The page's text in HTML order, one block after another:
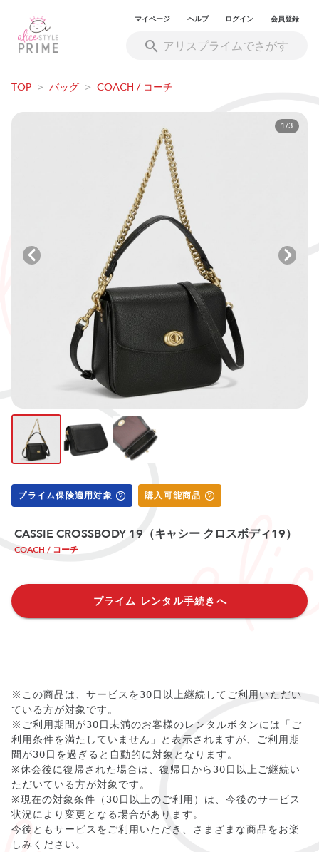
マイページ ヘルプ ログイン 会員登録
TOP > バッグ > COACH / コーチ
1/3
プライム保険適用対象 購入可能商品
CASSIE CROSSBODY 19（キャシー クロスボディ19）
COACH / コーチ
プライム レンタル手続きへ
※この商品は、サービスを30日以上継続してご利用いただい
ている方が対象です。
※ご利用期間が30日未満のお客様のレンタルボタンには「ご
利用条件を満たしていません」と表示されますが、ご利用期
間が30日を過ぎると自動的に対象となります。
※休会後に復帰された場合は、復帰日から30日以上ご継続い
ただいている方が対象です。
※現在の対象条件（30日以上のご利用）は、今後のサービス
状況により変更となる場合があります。
今後ともサービスをご利用いただき、さまざまな商品をお楽
しみください。